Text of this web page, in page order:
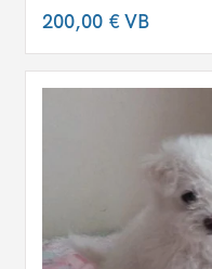
200,00 €VB